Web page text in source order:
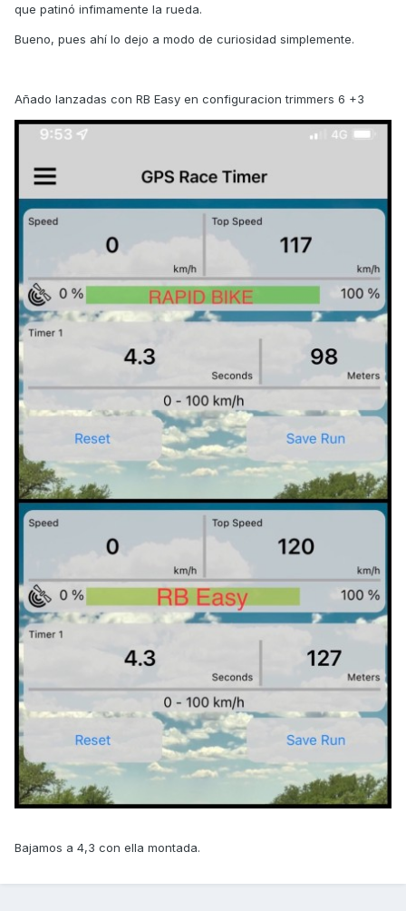
que patinó infimamente la rueda.
Bueno, pues ahí lo dejo a modo de curiosidad simplemente.
Añado lanzadas con RB Easy en configuracion trimmers 6 +3
Bajamos a 4,3 con ella montada.